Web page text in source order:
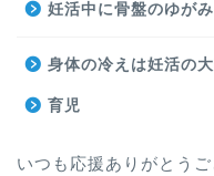
妊活中に骨盤のゆが
身体の冷えは妊活の大
育児
いつも応援ありがとうご